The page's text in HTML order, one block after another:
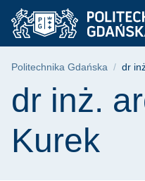
Przejdź
do
menu
Przejdź
do
wyszukiwarki
Przejdź
do
treści
dr inż.
Ścieżka
Politechnika Gdańska dr
Treść
dr inż.
Kurek